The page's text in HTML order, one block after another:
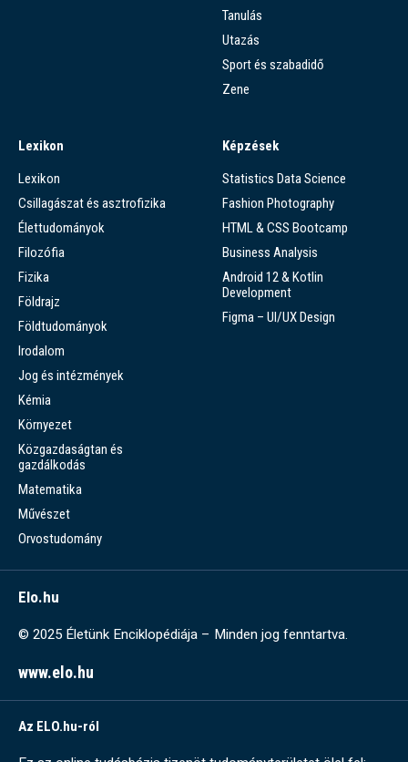
Tanulás
Utazás
Sport és szabadidő
Zene
Lexikon
Lexikon
Csillagászat és asztrofizika
Élettudományok
Filozófia
Fizika
Földrajz
Földtudományok
Irodalom
Jog és intézmények
Kémia
Környezet
Közgazdaságtan és
gazdálkodás
Matematika
Művészet
Orvostudomány
Képzések
Statistics Data Science
Fashion Photography
HTML & CSS Bootcamp
Business Analysis
Android 12 & Kotlin
Development
Figma – UI/UX Design
Elo.hu
© 2025 Életünk Enciklopédiája – Minden jog fenntartva.
www.elo.hu
Az ELO.hu-ról